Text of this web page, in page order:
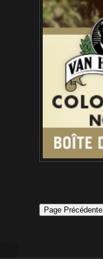
Page Précédente